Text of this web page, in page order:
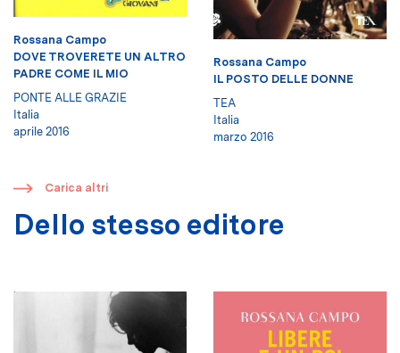
Rossana Campo
DOVE TROVERETE UN ALTRO
PADRE COME IL MIO
PONTE ALLE GRAZIE
Italia
aprile 2016
Rossana Campo
IL POSTO DELLE DONNE
TEA
Italia
marzo 2016
​ Carica altri
Dello stesso editore